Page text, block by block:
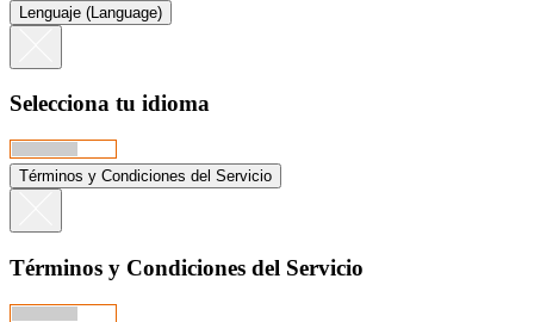
Lenguaje (Language)
Selecciona tu idioma
Términos y Condiciones del Servicio
Términos y Condiciones del Servicio